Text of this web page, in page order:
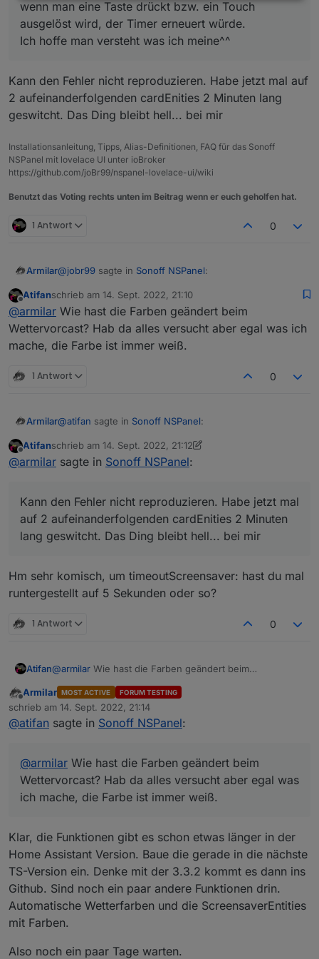
wenn man eine Taste drückt bzw. ein Touch
ausgelöst wird, der Timer erneuert würde.
Ich hoffe man versteht was ich meine^^
Kann den Fehler nicht reproduzieren. Habe jetzt mal auf
2 aufeinanderfolgenden cardEnities 2 Minuten lang
geswitcht. Das Ding bleibt hell... bei mir
Installationsanleitung, Tipps, Alias-Definitionen, FAQ für das Sonoff
NSPanel mit lovelace UI unter ioBroker
https://github.com/joBr99/nspanel-lovelace-ui/wiki
Benutzt das Voting rechts unten im Beitrag wenn er euch geholfen hat.
1 Antwort 0
Armilar@jobr99 sagte in Sonoff NSPanel:
@armilar Der timeout bzw. das Event davon
kommt ja von der Firmware, da kannst du im
Backend nicht viel dran machen, allerdings sollte
der counter für den timeout bei einem touch
Sehe mir grad die Farben an... sehr nice
Offline
Atifanschrieb am 14. Sept. 2022, 21:10
zuletzt editiert von
@armilar Wie hast die Farben geändert beim
Wettervorcast? Hab da alles versucht aber egal was ich
mache, die Farbe ist immer weiß.
1 Antwort 0
Armilar@atifan sagte in Sonoff NSPanel:
@jobr99Also ich benutze bisher nur den Typ
passiert.
Sobald ich das Display aus dem "Standby"
erwecke durch einen Touch, fängt der Timer an
wieder aktiv.
Umgehen könnte man das halt, wenn jedes Mal
ausgelöst wird, der Timer erneuert würde.
auf 2 aufeinanderfolgenden cardEnities 2 Minuten lang
geswitcht. Das Ding bleibt hell... bei mir
Offline
Atifanschrieb am 14. Sept. 2022, 21:12
zuletzt editiert von Atifan
@armilar sagte in Sonoff NSPanel:
Kann den Fehler nicht reproduzieren. Habe jetzt mal
auf 2 aufeinanderfolgenden cardEnities 2 Minuten
lang geswitcht. Das Ding bleibt hell... bei mir
Hm sehr komisch, um timeoutScreensaver: hast du mal
runtergestellt auf 5 Sekunden oder so?
1 Antwort 0
Atifan@armilar Wie hast die Farben geändert beim
mache, die Farbe ist immer weiß.
Offline
Armilar MOST ACTIVE FORUM TESTING
schrieb am 14. Sept. 2022, 21:14
zuletzt editiert von
@atifan sagte in Sonoff NSPanel:
@armilar Wie hast die Farben geändert beim
Wettervorcast? Hab da alles versucht aber egal was
ich mache, die Farbe ist immer weiß.
Klar, die Funktionen gibt es schon etwas länger in der
Home Assistant Version. Baue die gerade in die nächste
TS-Version ein. Denke mit der 3.3.2 kommt es dann ins
Github. Sind noch ein paar andere Funktionen drin.
Automatische Wetterfarben und die ScreensaverEntities
mit Farben.
Also noch ein paar Tage warten.